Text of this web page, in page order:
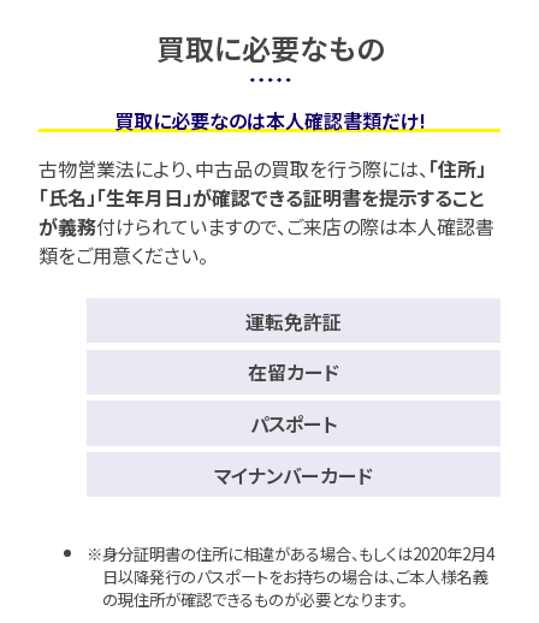
買取に必要なもの
買取に必要なのは本人確認書類だけ!
古物営業法により、中古品の買取を行う際には、「住所」
「氏名」「生年月日」が確認できる証明書を提示すること
が義務付けられていますので、ご来店の際は本人確認書
類をご用意ください。
運転免許証
在留カード
パスポート
マイナンバーカード
身分証明書の住所に相違がある場合、もしくは2020年2月4
日以降発行のパスポートをお持ちの場合は、ご本人様名義
の現住所が確認できるものが必要となります。